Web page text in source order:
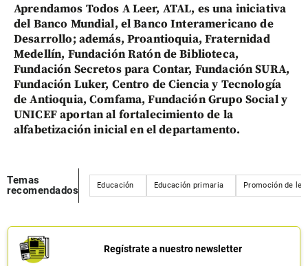
Aprendamos Todos A Leer, ATAL, es una iniciativa
del Banco Mundial, el Banco Interamericano de
Desarrollo; además, Proantioquia, Fraternidad
Medellín, Fundación Ratón de Biblioteca,
Fundación Secretos para Contar, Fundación SURA,
Fundación Luker, Centro de Ciencia y Tecnología
de Antioquia, Comfama, Fundación Grupo Social y
UNICEF aportan al fortalecimiento de la
alfabetización inicial en el departamento.
Temas
recomendados
Educación Educación primaria Promoción de
Regístrate a nuestro newsletter